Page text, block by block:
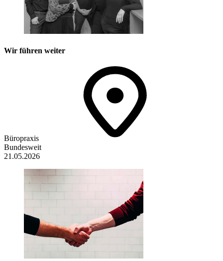
Wir führen weiter
Büropraxis
Bundesweit
21.05.2026